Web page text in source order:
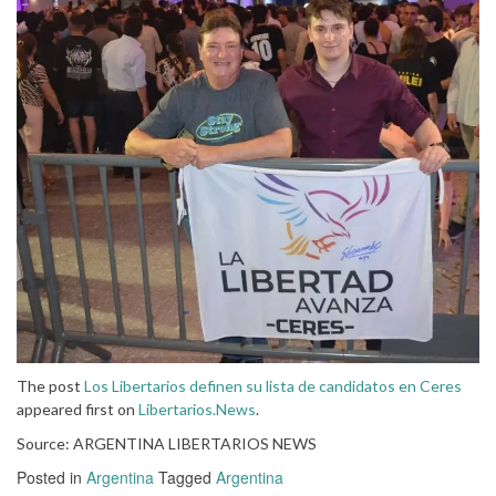
The post Los Libertarios definen su lista de candidatos en Ceres
appeared first on Libertarios.News.
Source: ARGENTINA LIBERTARIOS NEWS
Posted in Argentina Tagged Argentina